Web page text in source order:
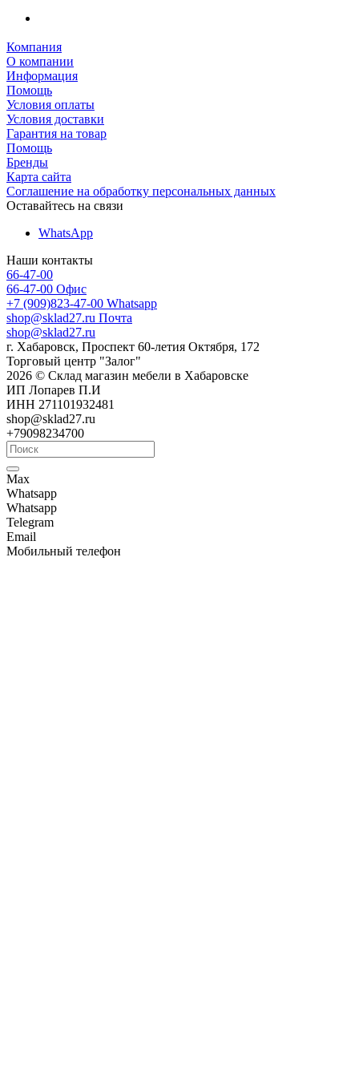
Компания
О компании
Информация
Помощь
Условия оплаты
Условия доставки
Гарантия на товар
Помощь
Бренды
Карта сайта
Соглашение на обработку персональных данных
Оставайтесь на связи
WhatsApp
Наши контакты
66-47-00
66-47-00 Офис
+7 (909)823-47-00 Whatsapp
shop@sklad27.ru Почта
shop@sklad27.ru
г. Хабаровск, Проспект 60-летия Октября, 172
Торговый центр "Залог"
2026 © Склад магазин мебели в Хабаровске
ИП Лопарев П.И
ИНН 271101932481
shop@sklad27.ru
+79098234700
Max
Whatsapp
Whatsapp
Telegram
Email
Мобильный телефон